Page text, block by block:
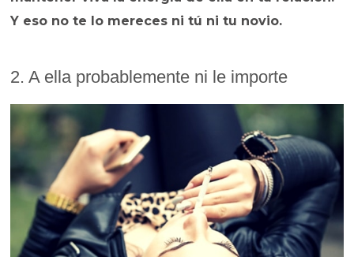
Y eso no te lo mereces ni tú ni tu novio.
2. A ella probablemente ni le importe